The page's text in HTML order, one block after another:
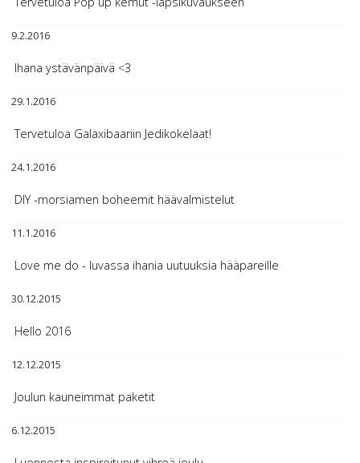
9.2.2016
Ihana ystävänpäivä <3
29.1.2016
Tervetuloa Galaxibaariin Jedikokelaat!
24.1.2016
DIY -morsiamen boheemit häävalmistelut
11.1.2016
Love me do - luvassa ihania uutuuksia hääpareille
30.12.2015
Hello 2016
12.12.2015
Joulun kauneimmat paketit
6.12.2015